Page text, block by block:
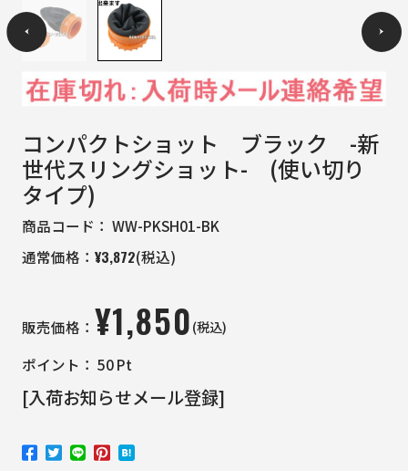
コンパクトショット ブラック -新
世代スリングショット- (使い切り
タイプ)
商品コード： WW-PKSH01-BK
通常価格： ¥3,872(税込)
販売価格： ¥1,850(税込)
ポイント： 50Pt
[入荷お知らせメール登録]